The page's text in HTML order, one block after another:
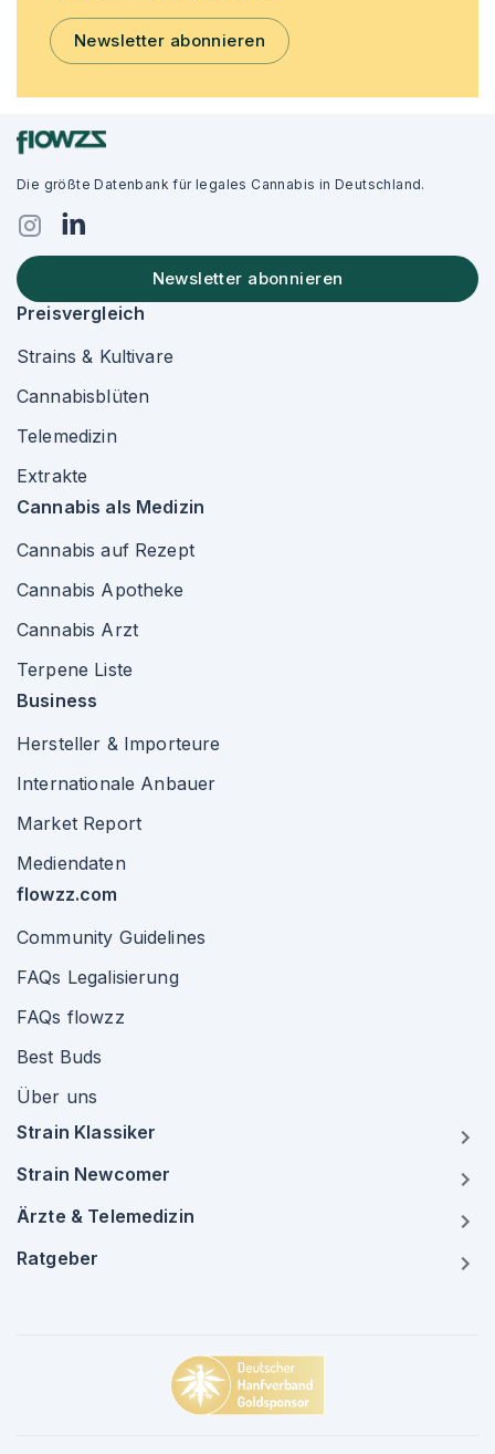
Newsletter abonnieren
Die größte Datenbank für legales Cannabis in Deutschland.
Newsletter abonnieren
Preisvergleich
Strains & Kultivare
Cannabisblüten
Telemedizin
Extrakte
Cannabis als Medizin
Cannabis auf Rezept
Cannabis Apotheke
Cannabis Arzt
Terpene Liste
Business
Hersteller & Importeure
Internationale Anbauer
Market Report
Mediendaten
flowzz.com
Community Guidelines
FAQs Legalisierung
FAQs flowzz
Best Buds
Über uns
Strain Klassiker
Strain Newcomer
Ärzte & Telemedizin
Ratgeber